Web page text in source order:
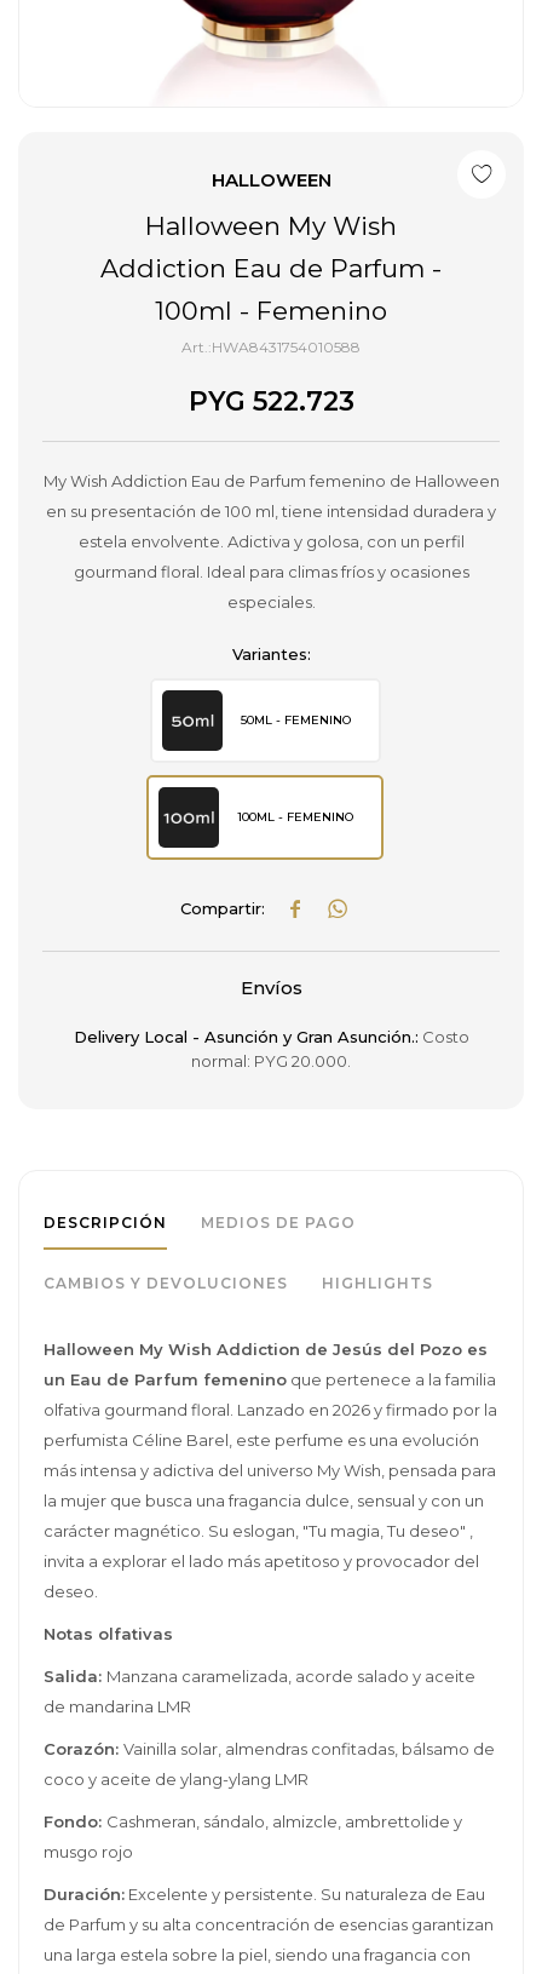
HALLOWEEN
Halloween My Wish
Addiction Eau de Parfum -
100ml - Femenino
HWA8431754010588
PYG 522.723
My Wish Addiction Eau de Parfum femenino de Halloween
en su presentación de 100 ml, tiene intensidad duradera y
estela envolvente. Adictiva y golosa, con un perfil
gourmand floral. Ideal para climas fríos y ocasiones
especiales.
Variantes:
50ML - FEMENINO
100ML - FEMENINO
 
Envíos
Delivery Local - Asunción y Gran Asunción.: Costo
normal: PYG 20.000.
DESCRIPCIÓN MEDIOS DE PAGO
CAMBIOS Y DEVOLUCIONES HIGHLIGHTS
Halloween My Wish Addiction de Jesús del Pozo es
un Eau de Parfum femenino que pertenece a la familia
olfativa gourmand floral. Lanzado en 2026 y firmado por la
perfumista Céline Barel, este perfume es una evolución
más intensa y adictiva del universo My Wish, pensada para
la mujer que busca una fragancia dulce, sensual y con un
carácter magnético. Su eslogan, "Tu magia, Tu deseo" ,
invita a explorar el lado más apetitoso y provocador del
deseo.
Notas olfativas
Salida: Manzana caramelizada, acorde salado y aceite
de mandarina LMR
Corazón: Vainilla solar, almendras confitadas, bálsamo de
coco y aceite de ylang-ylang LMR
Fondo: Cashmeran, sándalo, almizcle, ambrettolide y
musgo rojo
Duración: Excelente y persistente. Su naturaleza de Eau
de Parfum y su alta concentración de esencias garantizan
una larga estela sobre la piel, siendo una fragancia con